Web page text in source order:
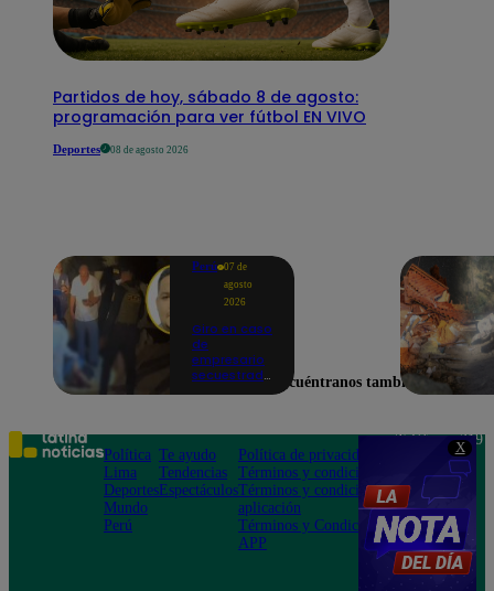
X
Partidos de hoy, sábado 8 de agosto:
programación para ver fútbol EN VIVO
Deportes 08 de agosto 2026
Perú 07 de
agosto
2026
Giro en caso
de
empresario
secuestrado
cuentas
Encuéntranos también en
Política
Lima
Deportes
Mundo
Perú
Te ayudo
Tendencias
Espectáculos
Política de privacidad
Términos y condiciones
Términos y condiciones
aplicación
Términos y Condiciones
APP
Teléfono: 219
Av. San
Felipe 968
Jesús María